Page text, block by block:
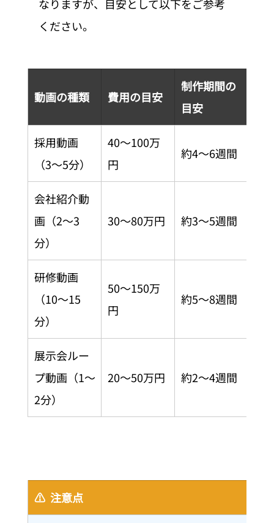
なりますが、目安として以下をご参考
ください。
動画の種類 費用の目安
制作期間の
目安
採用動画
（3〜5分）
40〜100万
円
約4〜6週間
会社紹介動
画（2〜3
分）
30〜80万円 約3〜5週間
研修動画
（10〜15
分）
50〜150万
円
約5〜8週間
展示会ルー
プ動画（1〜
2分）
20〜50万円 約2〜4週間
⚠️  注意点